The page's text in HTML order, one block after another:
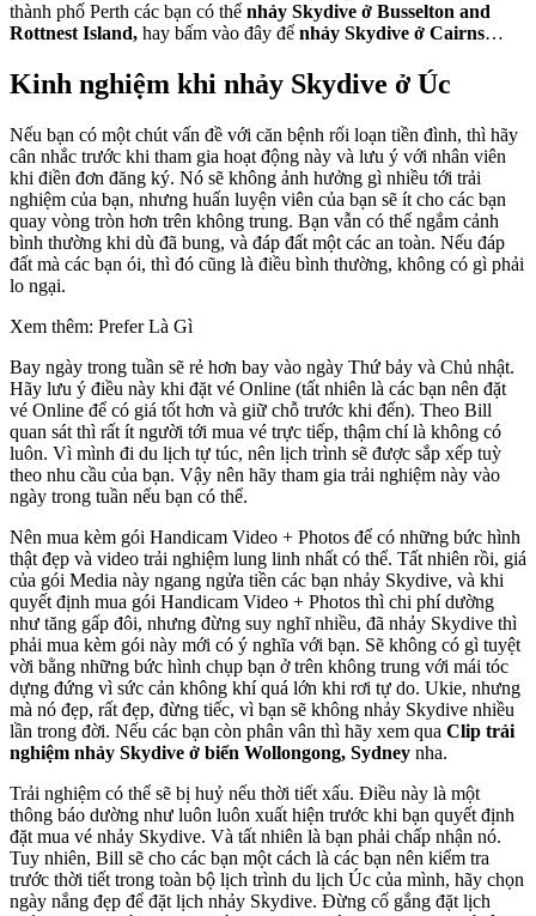
thành phố Perth các bạn có thể nhảy Skydive ở Busselton and
Rottnest Island, hay bấm vào đây để nhảy Skydive ở Cairns…
Kinh nghiệm khi nhảy Skydive ở Úc
Nếu bạn có một chút vấn đề với căn bệnh rối loạn tiền đình, thì hãy
cân nhắc trước khi tham gia hoạt động này và lưu ý với nhân viên
khi điền đơn đăng ký. Nó sẽ không ảnh hưởng gì nhiều tới trải
nghiệm của bạn, nhưng huấn luyện viên của bạn sẽ ít cho các bạn
quay vòng tròn hơn trên không trung. Bạn vẫn có thể ngắm cảnh
bình thường khi dù đã bung, và đáp đất một các an toàn. Nếu đáp
đất mà các bạn ói, thì đó cũng là điều bình thường, không có gì phải
lo ngại.
Xem thêm: Prefer Là Gì
Bay ngày trong tuần sẽ rẻ hơn bay vào ngày Thứ bảy và Chủ nhật.
Hãy lưu ý điều này khi đặt vé Online (tất nhiên là các bạn nên đặt
vé Online để có giá tốt hơn và giữ chỗ trước khi đến). Theo Bill
quan sát thì rất ít người tới mua vé trực tiếp, thậm chí là không có
luôn. Vì mình đi du lịch tự túc, nên lịch trình sẽ được sắp xếp tuỳ
theo nhu cầu của bạn. Vậy nên hãy tham gia trải nghiệm này vào
ngày trong tuần nếu bạn có thể.
Nên mua kèm gói Handicam Video + Photos để có những bức hình
thật đẹp và video trải nghiệm lung linh nhất có thể. Tất nhiên rồi, giá
của gói Media này ngang ngửa tiền các bạn nhảy Skydive, và khi
quyết định mua gói Handicam Video + Photos thì chi phí dường
như tăng gấp đôi, nhưng đừng suy nghĩ nhiều, đã nhảy Skydive thì
phải mua kèm gói này mới có ý nghĩa với bạn. Sẽ không có gì tuyệt
vời bằng những bức hình chụp bạn ở trên không trung với mái tóc
dựng đứng vì sức cản không khí quá lớn khi rơi tự do. Ukie, nhưng
mà nó đẹp, rất đẹp, đừng tiếc, vì bạn sẽ không nhảy Skydive nhiều
lần trong đời. Nếu các bạn còn phân vân thì hãy xem qua Clip trải
nghiệm nhảy Skydive ở biển Wollongong, Sydney nha.
Trải nghiệm có thể sẽ bị huỷ nếu thời tiết xấu. Điều này là một
thông báo dường như luôn luôn xuất hiện trước khi bạn quyết định
đặt mua vé nhảy Skydive. Và tất nhiên là bạn phải chấp nhận nó.
Tuy nhiên, Bill sẽ cho các bạn một cách là các bạn nên kiểm tra
trước thời tiết trong toàn bộ lịch trình du lịch Úc của mình, hãy chọn
ngày nắng đẹp để đặt lịch nhảy Skydive. Đừng cố gắng đặt lịch